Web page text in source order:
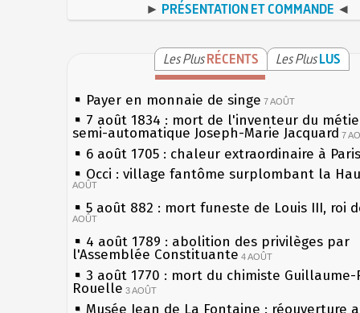
► PRÉSENTATION ET COMMANDE ◄
Les PlusRÉCENTS Les PlusLUS
Payer en monnaie de singe 7 AOÛT
7 août 1834 : mort de l'inventeur du
semi-automatique Joseph-Marie Jacquard 7
6 août 1705 : chaleur extraordinaire à Paris
Occi : village fantôme surplombant la
AOÛT
5 août 882 : mort funeste de Louis III, roi
AOÛT
4 août 1789 : abolition des privilèges par
l'Assemblée Constituante 4 AOÛT
3 août 1770 : mort du chimiste Guillaume-
Rouelle 3 AOÛT
Musée Jean de La Fontaine : réouverture